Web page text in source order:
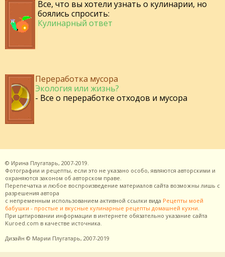
Все, что вы хотели узнать о кулинарии, но
боялись спросить:
Кулинарный ответ
Переработка мусора
Экология или жизнь?
- Все о переработке отходов и мусора
© Ирина Плугатарь, 2007-2019.
Фотографии и рецепты, если это не указано особо, являются авторскими и
охраняются законом об авторском праве.
Перепечатка и любое воспроизведение материалов сайта возможны лишь с
разрешения автора
с непременным использованием активной ссылки вида Рецепты моей
бабушки - простые и вкусные кулинарные рецепты домашней кухни.
При цитировании информации в интернете обязательно указание сайта
Kuroed.com в качестве источника.
Дизайн © Марии Плугатарь, 2007-2019